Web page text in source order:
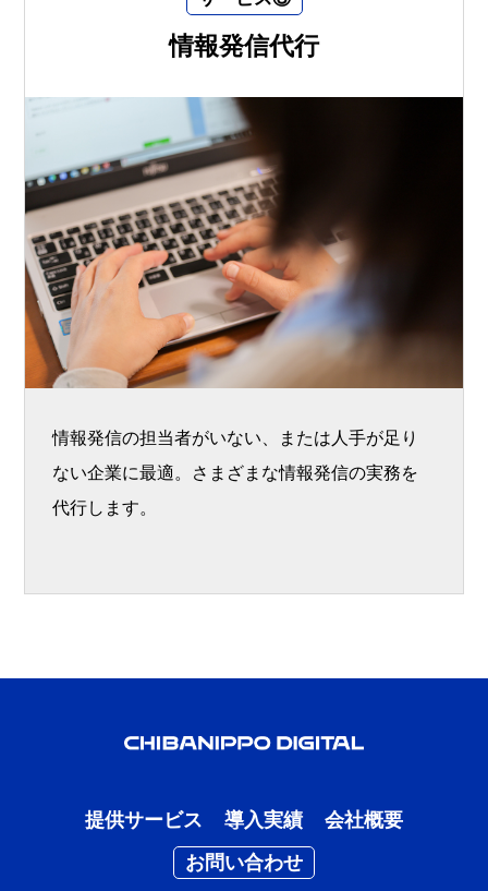
情報発信代行
情報発信の担当者がいない、または人手が足り
ない企業に最適。さまざまな情報発信の実務を
代行します。
提供サービス 導入実績
会社概要
お問い合わせ